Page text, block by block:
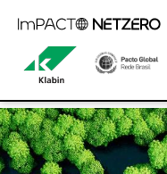
OBJETIVOS DE
SUSTENTÁVEL
AÇÕES